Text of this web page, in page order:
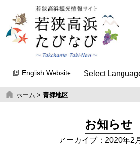
English Website Select
ホーム >青郷地区
お知らせ
アーカイブ：2020年2